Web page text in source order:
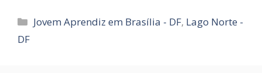
Categorias
Jovem Aprendiz em Brasília - DF, Lago Norte -
DF